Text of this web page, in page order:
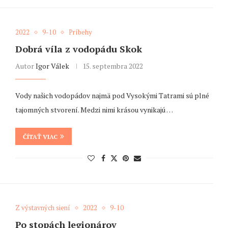
2022 9-10 Príbehy
Dobrá víla z vodopádu Skok
AutorIgor Válek 15. septembra 2022
Vody našich vodopádov najmä pod Vysokými Tatrami sú plné
tajomných stvorení. Medzi nimi krásou vynikajú …
ČÍTAŤ VIAC
Z výstavných siení 2022 9-10
Po stopách legionárov